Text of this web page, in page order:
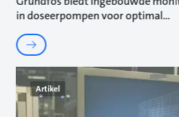
in doseerpompen voor optimal
Artikel